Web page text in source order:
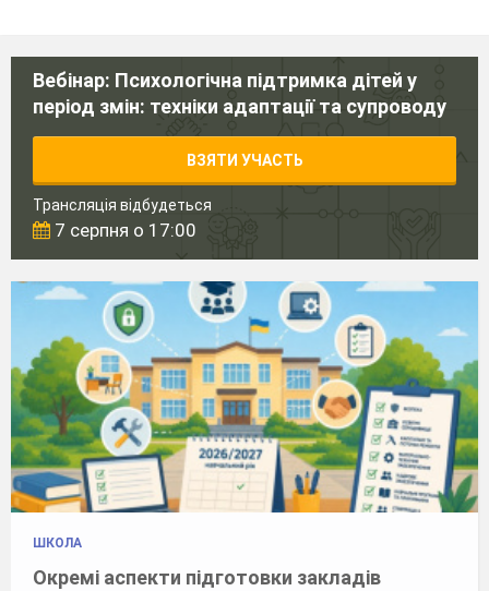
Вебінар: Психологічна підтримка дітей у
період змін: техніки адаптації та супроводу
ВЗЯТИ УЧАСТЬ
Трансляція відбудеться
7 серпня о 17:00
ШКОЛА
Окремі аспекти підготовки закладів